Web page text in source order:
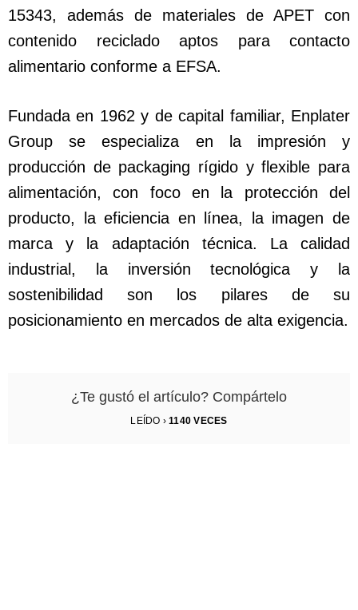
15343, además de materiales de APET con
contenido reciclado aptos para contacto
alimentario conforme a EFSA.
Fundada en 1962 y de capital familiar, Enplater
Group se especializa en la impresión y
producción de packaging rígido y flexible para
alimentación, con foco en la protección del
producto, la eficiencia en línea, la imagen de
marca y la adaptación técnica. La calidad
industrial, la inversión tecnológica y la
sostenibilidad son los pilares de su
posicionamiento en mercados de alta exigencia.
¿Te gustó el artículo? Compártelo
LEÍDO ›1140 VECES